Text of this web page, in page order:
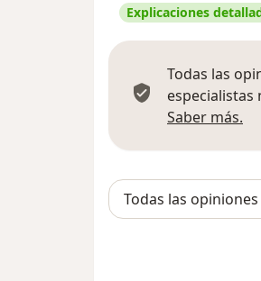
Explicaciones
Todas las
Saber más.